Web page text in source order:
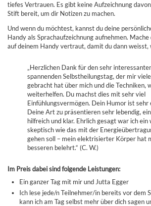
tiefes Vertrauen. Es gibt keine Aufzeichnung
Stift bereit, um dir Notizen zu machen.
Und wenn du möchtest, kannst du deine
Handy als Sprachaufzeichnung aufnehmen.
auf deinem Handy vertraut, damit du dann
„Herzlichen Dank für den sehr
spannenden Selbstheilungstag, der mir
gebracht hat über mich und die Techniken,
weiterhelfen. Du machst dies mit sehr viel
Einfühlungsvermögen. Dein Humor ist sehr
Deine Art zu präsentieren sehr lebendig,
hilfreich und klar. Ehrlich gesagt war ich ein
skeptisch wie das mit der
gehen soll – mein elektrisierter Körper hat
besseren belehrt.“ (C. W.)
Im Preis dabei sind folgende Leistungen:
Ein ganzer Tag mit mir und Jutta Egger
Ich lese jede/n Teilnehmer/in bereits vor dem
kann ich am Tag selbst mehr über dich sagen